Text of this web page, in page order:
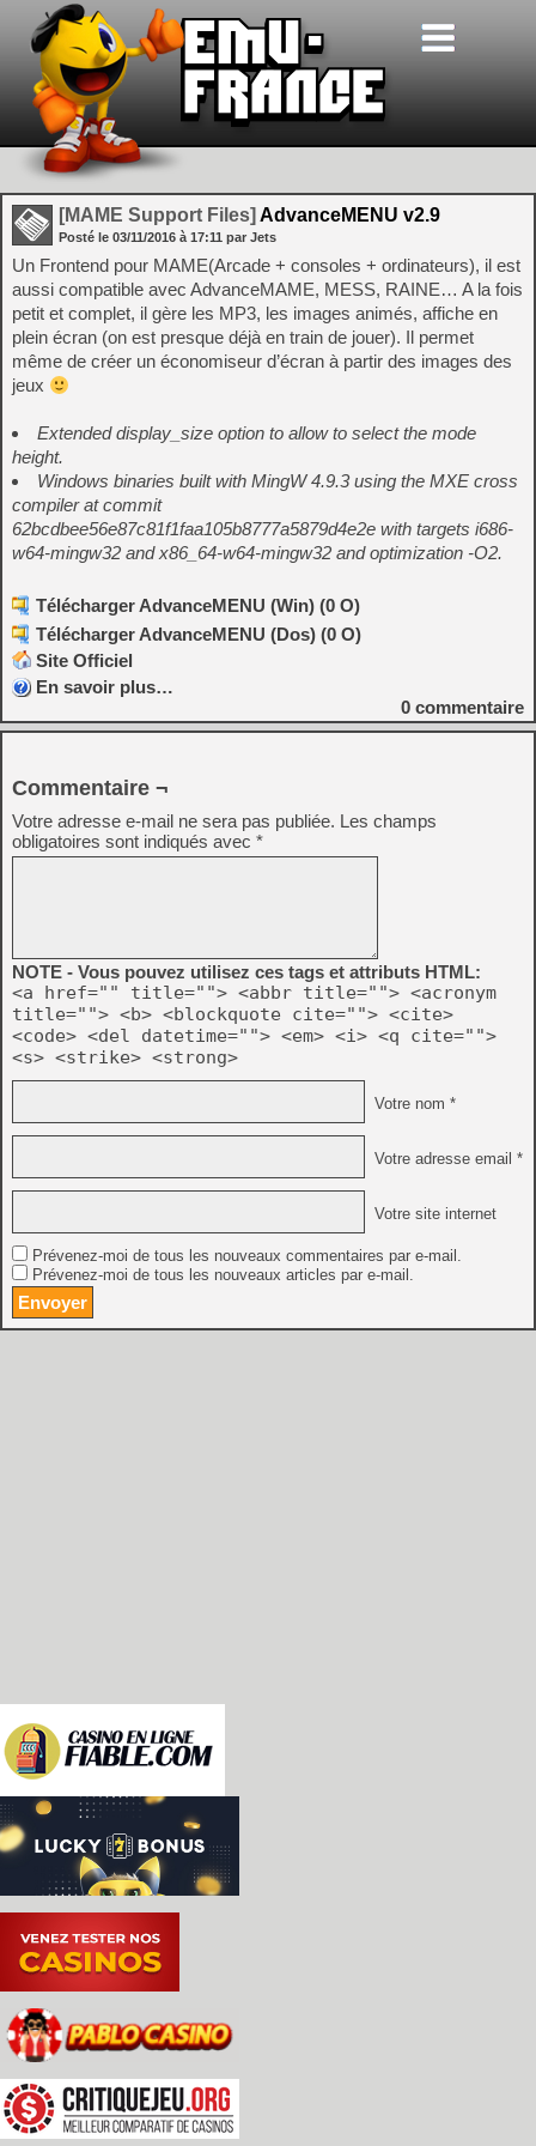
[MAME Support Files] AdvanceMENU v2.9
Posté le 03/11/2016 à 17:11 par Jets
Un Frontend pour MAME(Arcade + consoles + ordinateurs), il est
aussi compatible avec AdvanceMAME, MESS, RAINE… A la fois
petit et complet, il gère les MP3, les images animés, affiche en
plein écran (on est presque déjà en train de jouer). Il permet
même de créer un économiseur d’écran à partir des images des
jeux
Extended display_size option to allow to select the mode
height.
Windows binaries built with MingW 4.9.3 using the MXE cross
compiler at commit
62bcdbee56e87c81f1faa105b8777a5879d4e2e with targets i686-
w64-mingw32 and x86_64-w64-mingw32 and optimization -O2.
Télécharger AdvanceMENU (Win) (0 O)
Télécharger AdvanceMENU (Dos) (0 O)
Site Officiel
En savoir plus…
0 commentaire
Commentaire ¬
Votre adresse e-mail ne sera pas publiée. Les champs
obligatoires sont indiqués avec *
NOTE - Vous pouvez utilisez ces tags et attributs HTML:
<a href="" title=""> <abbr title=""> <acronym
title=""> <b> <blockquote cite=""> <cite>
<code> <del datetime=""> <em> <i> <q cite="">
<s> <strike> <strong>
Votre nom *
Votre adresse email *
Votre site internet
Prévenez-moi de tous les nouveaux commentaires par e-mail.
Prévenez-moi de tous les nouveaux articles par e-mail.